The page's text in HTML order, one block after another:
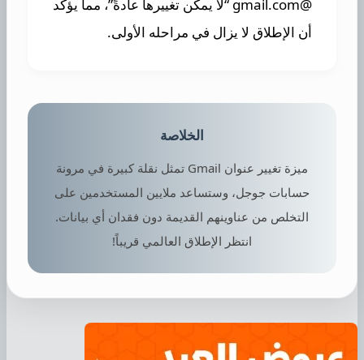
@gmail.com “لا يمكن تغييرها عادةً”، مما يؤكد
أن الإطلاق لا يزال في مراحله الأولى.
الخلاصة
ميزة تغيير عنوان Gmail تمثل نقلة كبيرة في مرونة
حسابات جوجل، وستساعد ملايين المستخدمين على
التخلص من عناوينهم القديمة دون فقدان أي بيانات.
انتظر الإطلاق العالمي قريباً!